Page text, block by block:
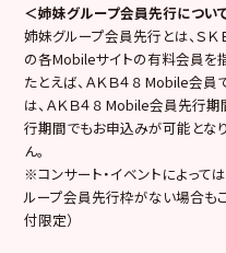
＜姉妹グループ会員先行につい
姉妹グループ会員先行とは、ＳＫＥ
の各Mobileサイトの有料会員を指
たとえば、ＡＫＢ４８ Mobile会員
は、ＡＫＢ４８ Mobile会員先行
行期間でもお申込みが可能とな
ん。
※コンサート・イベントによって
ループ会員先行枠がない場合も
付限定）